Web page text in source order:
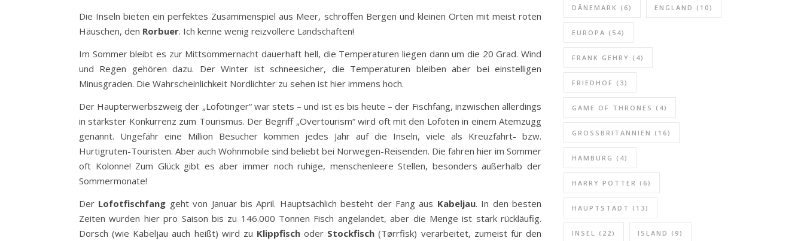
Die Inseln bieten ein perfektes Zusammenspiel aus Meer, schroffen Bergen und kleinen Orten mit meist roten
Häuschen, den Rorbuer. Ich kenne wenig reizvollere Landschaften!
Im Sommer bleibt es zur Mittsommernacht dauerhaft hell, die Temperaturen liegen dann um die 20 Grad. Wind
und Regen gehören dazu. Der Winter ist schneesicher, die Temperaturen bleiben aber bei einstelligen
Minusgraden. Die Wahrscheinlichkeit Nordlichter zu sehen ist hier immens hoch.
Der Haupterwerbszweig der „Lofotinger“ war stets – und ist es bis heute – der Fischfang, inzwischen allerdings
in stärkster Konkurrenz zum Tourismus. Der Begriff „Overtourism“ wird oft mit den Lofoten in einem Atemzugg
genannt. Ungefähr eine Million Besucher kommen jedes Jahr auf die Inseln, viele als Kreuzfahrt- bzw.
Hurtigruten-Touristen. Aber auch Wohnmobile sind beliebt bei Norwegen-Reisenden. Die fahren hier im Sommer
oft Kolonne! Zum Glück gibt es aber immer noch ruhige, menschenleere Stellen, besonders außerhalb der
Sommermonate!
Der Lofotfischfang geht von Januar bis April. Hauptsächlich besteht der Fang aus Kabeljau. In den besten
Zeiten wurden hier pro Saison bis zu 146.000 Tonnen Fisch angelandet, aber die Menge ist stark rückläufig.
Dorsch (wie Kabeljau auch heißt) wird zu Klippfisch oder Stockfisch (Tørrfisk) verarbeitet, zumeist für den
DÄNEMARK (6) ENGLAND (10)
EUROPA (54)
FRANK GEHRY (4)
FRIEDHOF (3)
GAME OF THRONES (4)
GROSSBRITANNIEN (16)
HAMBURG (4)
HARRY POTTER (6)
HAUPTSTADT (13)
INSEL (22) ISLAND (9)